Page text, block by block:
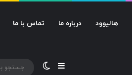
هالیوود درباره ما تماس با ما
نوارکناریتغییر پوسته